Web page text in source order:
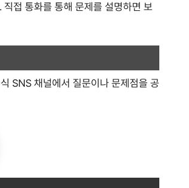
접 통화를 통해 문제를 설명하면 보
SNS 채널에서 질문이나 문제점을 공